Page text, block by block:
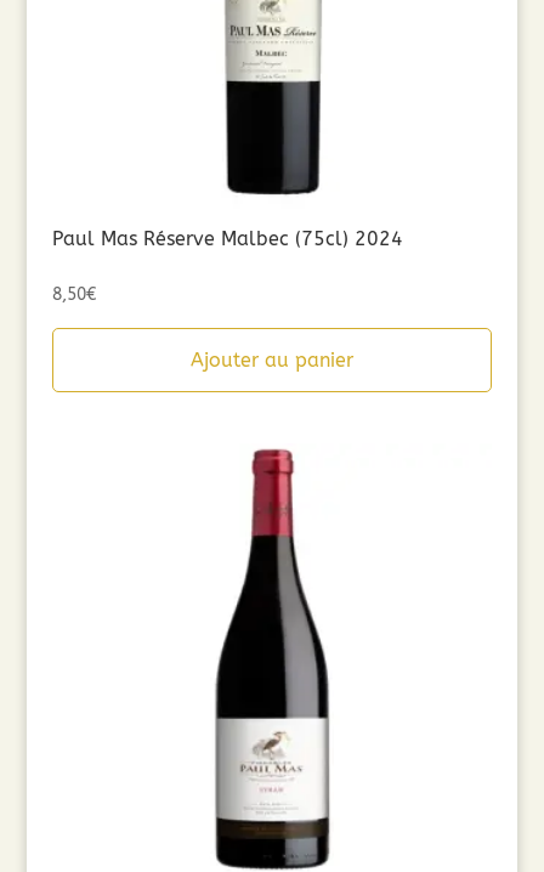
Paul Mas Réserve Malbec (75cl) 2024
8,50€
Ajouter au panier